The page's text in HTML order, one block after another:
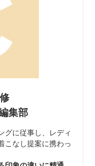
集部
グに従事し、レディ
こなし提案に携わっ